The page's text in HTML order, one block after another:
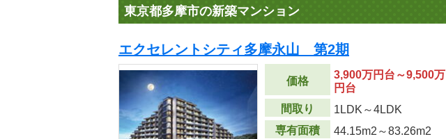
東京都多摩市の新築マンション
エクセレントシティ多摩永山 第2期
価格
3,900万円台～9,500万
円台
間取り
1LDK～4LDK
専有面積
44.15m2 ～83.26m2